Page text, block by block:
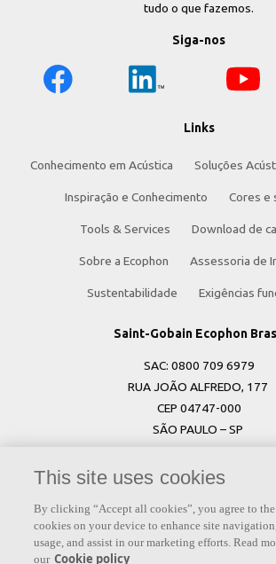
tudo o que fazemos.
Siga-nos
Links
Conhecimento em Acústica Soluções
Inspiração e Conhecimento Cores e
Tools & Services Download de
Sobre a Ecophon Assessoria de
Sustentabilidade Exigências
Saint-Gobain Ecophon
SAC: 0800 709 6979
RUA JOÃO ALFREDO, 177
CEP 04747-000
SÃO PAULO – SP
SE 265 03 Hyllinge
Sweden
This site uses cookies
By clicking “Accept all cookies”, you agree to
cookies on your device to enhance site
usage, and assist in our marketing efforts. Read
our Cookie policy